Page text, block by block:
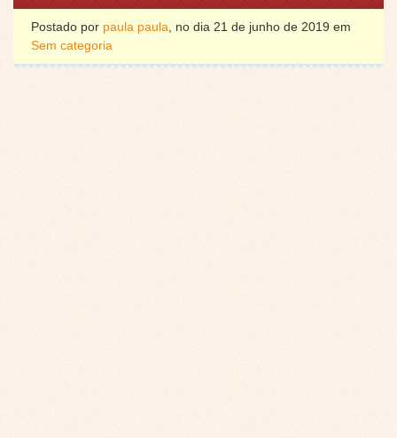
Postado por paula paula, no dia 21 de junho de 2019 em
Sem categoria